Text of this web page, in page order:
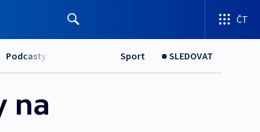
ČT
Podcasty Sport SLEDOVAT
na